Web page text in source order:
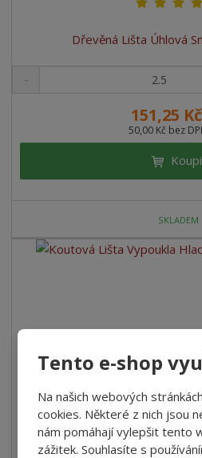
Tento e-shop
Na našich webových
cookies. Některé z nich jsou
nám pomáhají vylepšit tento
zážitek. Souhlasíte s
Dřevěná Lišta Úhlová
151,25 Kč
50,00 Kč bez
SKLADEM